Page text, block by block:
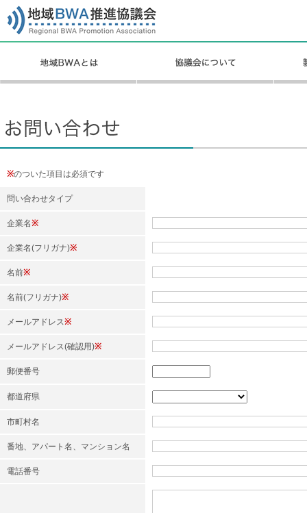
※のついた項目は必須です
問い合わせタイプ
企業名※
企業名(フリガナ)※
名前※
名前(フリガナ)※
メールアドレス※
メールアドレス(確認用)※
郵便番号
都道府県
市町村名
番地、アパート名、マンション名
電話番号